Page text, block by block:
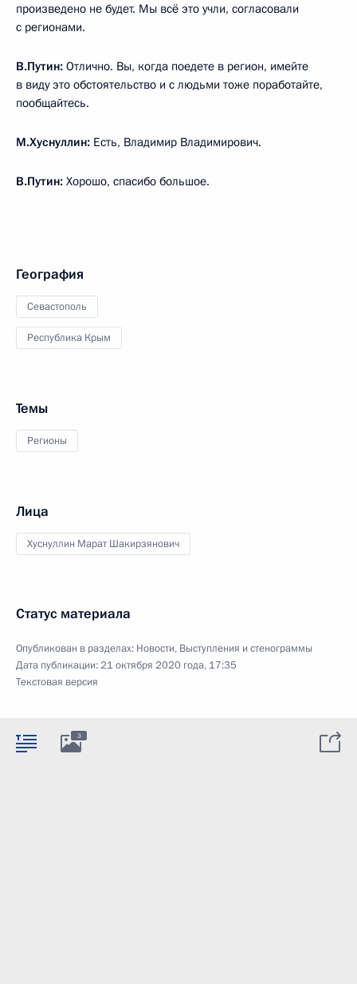
произведено не будет. Мы всё это учли, согласовали
с регионами.
В.Путин: Отлично. Вы, когда поедете в регион, имейте
в виду это обстоятельство и с людьми тоже поработайте,
пообщайтесь.
М.Хуснуллин: Есть, Владимир Владимирович.
В.Путин: Хорошо, спасибо большое.
География
Севастополь
Республика Крым
Темы
Регионы
Лица
Хуснуллин Марат Шакирзянович
Статус материала
Опубликован в разделах: Новости, Выступления и стенограммы
Дата публикации:21 октября 2020 года, 17:35
Текстовая версия
3